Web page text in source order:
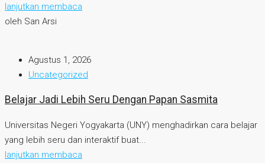
lanjutkan membaca
oleh San Arsi
Agustus 1, 2026
Uncategorized
Belajar Jadi Lebih Seru Dengan Papan Sasmita
Universitas Negeri Yogyakarta (UNY) menghadirkan cara belajar
yang lebih seru dan interaktif buat...
lanjutkan membaca